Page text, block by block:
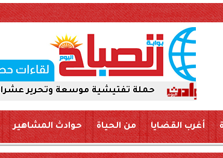
حملة تفتيشية موسعة وتحرير عشرات المحاضر
أغرب القضايا من الحياة حوادث المشاهير